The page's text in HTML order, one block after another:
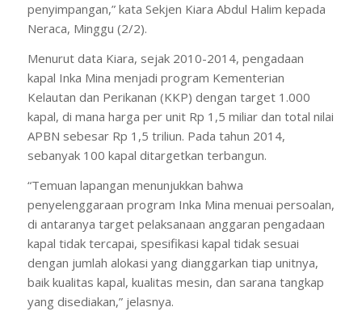
penyimpangan,” kata Sekjen Kiara Abdul Halim kepada
Neraca, Minggu (2/2).
Menurut data Kiara, sejak 2010-2014, pengadaan
kapal Inka Mina menjadi program Kementerian
Kelautan dan Perikanan (KKP) dengan target 1.000
kapal, di mana harga per unit Rp 1,5 miliar dan total nilai
APBN sebesar Rp 1,5 triliun. Pada tahun 2014,
sebanyak 100 kapal ditargetkan terbangun.
“Temuan lapangan menunjukkan bahwa
penyelenggaraan program Inka Mina menuai persoalan,
di antaranya target pelaksanaan anggaran pengadaan
kapal tidak tercapai, spesifikasi kapal tidak sesuai
dengan jumlah alokasi yang dianggarkan tiap unitnya,
baik kualitas kapal, kualitas mesin, dan sarana tangkap
yang disediakan,” jelasnya.